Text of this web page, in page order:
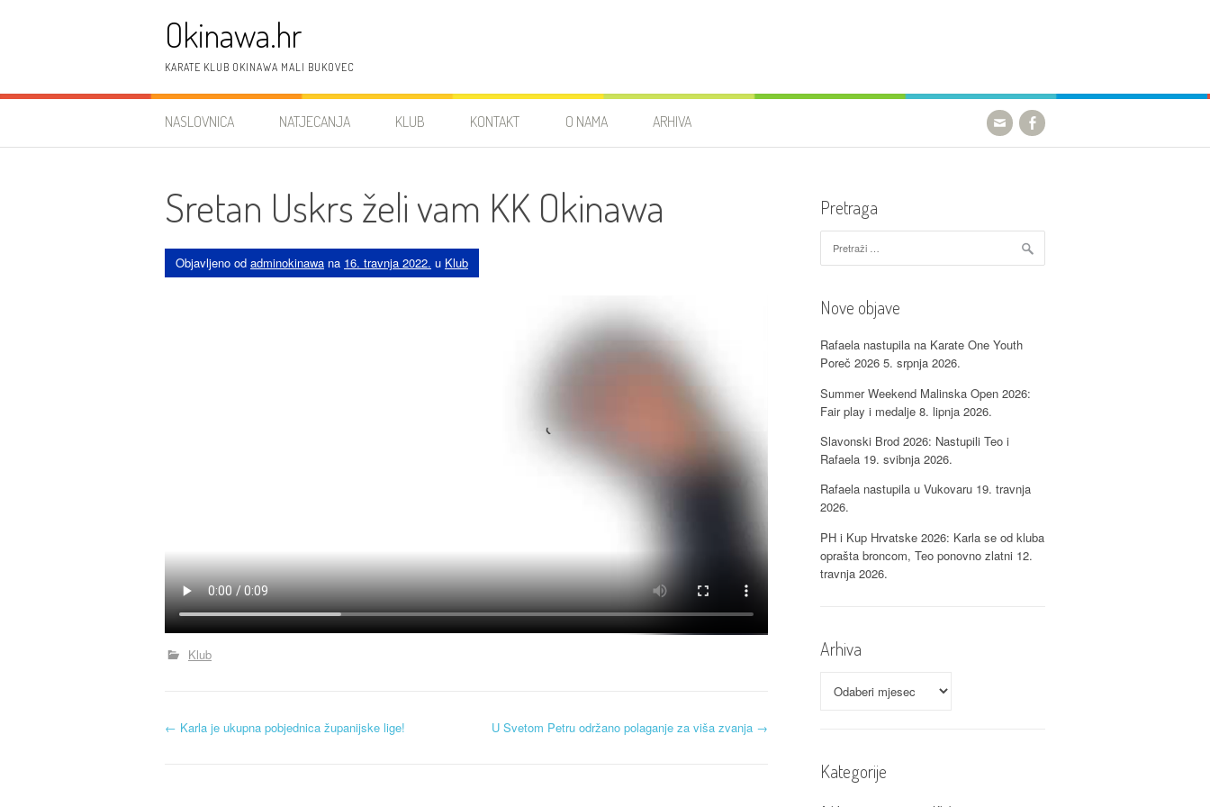
Okinawa.hr
KARATE KLUB OKINAWA MALI BUKOVEC
NASLOVNICA NATJECANJA KLUB KONTAKT O NAMA ARHIVA
Sretan Uskrs želi vam KK Okinawa
Objavljeno od adminokinawa na 16. travnja 2022. u Klub
Klub
N
← Karla je ukupna pobjednica županijske lige! U Svetom Petru održano polaganje za viša zvanja →
Pretraga
Nove objave
Rafaela nastupila na Karate One Youth
Poreč 2026 5. srpnja 2026.
Summer Weekend Malinska Open 2026:
Fair play i medalje 8. lipnja 2026.
Slavonski Brod 2026: Nastupili Teo i
Rafaela 19. svibnja 2026.
Rafaela nastupila u Vukovaru 19. travnja
2026.
PH i Kup Hrvatske 2026: Karla se od kluba
oprašta broncom, Teo ponovno zlatni 12.
travnja 2026.
Arhiva
Kategorije